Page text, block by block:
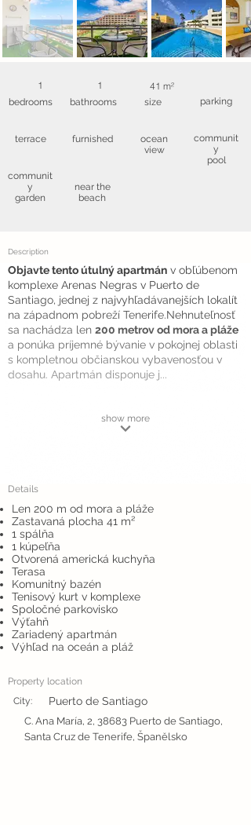
1
bedrooms
1
bathrooms
41 m²
size
terrace
communit
y
garden
furnished
near the
beach
ocean
view
parking
communit
y
pool
Description
Objavte tento útulný apartmán v obľúbenom
komplexe Arenas Negras v Puerto de
Santiago, jednej z najvyhľadávanejších lokalít
na západnom pobreží Tenerife.Nehnuteľnosť
sa nachádza len 200 metrov od mora a pláže
a ponúka príjemné bývanie v pokojnej oblasti
s kompletnou občianskou vybavenosťou v
dosahu. Apartmán disponuje j...
show more
Details
Len 200 m od mora a pláže
Zastavaná plocha 41 m²
1 spálňa
1 kúpeľňa
Otvorená americká kuchyňa
Terasa
Komunitný bazén
Tenisový kurt v komplexe
Spoločné parkovisko
Výťahň
Zariadený apartmán
Výhľad na oceán a pláž
Property location
City:
Puerto de Santiago
C. Ana María, 2, 38683 Puerto de Santiago,
Santa Cruz de Tenerife, Španělsko